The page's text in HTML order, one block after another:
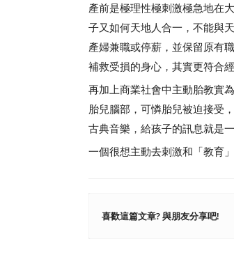
產前是極理性極刺激極急地在
子又如何天地人合一，不能與
產婦兼職或停薪，並保留原有
補救受損的身心，其實更符合經
再加上商業社會中主動胎教實
胎兒腦部，可憐胎兒被迫接受
古典音樂，給孩子的訊息就是
一個很想主動去刺激和「教育
喜歡這篇文章? 與朋友分享吧!